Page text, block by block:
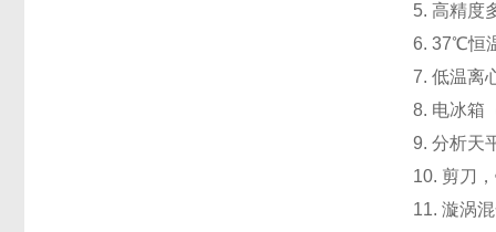
5. 高精度
6. 37℃恒
7. 低温离
8. 电冰
9. 分析天
10. 剪刀
11. 漩涡